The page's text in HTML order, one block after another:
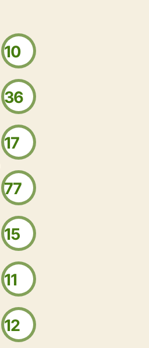
10
36
17
77
15
11
12